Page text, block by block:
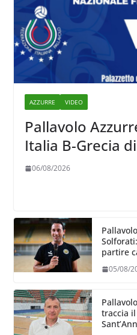
AZZURRE VIDEO
Pallavolo
Italia B-Grecia
06/08/2026
partire
05/08/
traccia